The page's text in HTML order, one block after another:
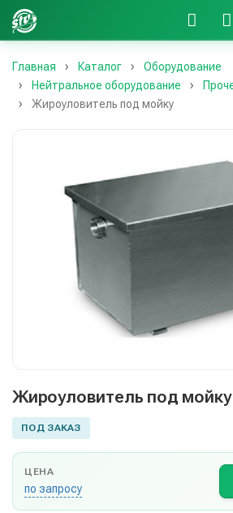
Главная Каталог
Оборудование
Нейтральное оборудование
Жироуловитель под мойку
Жироуловитель под мойку
ПОД ЗАКАЗ
ЦЕНА
по запросу